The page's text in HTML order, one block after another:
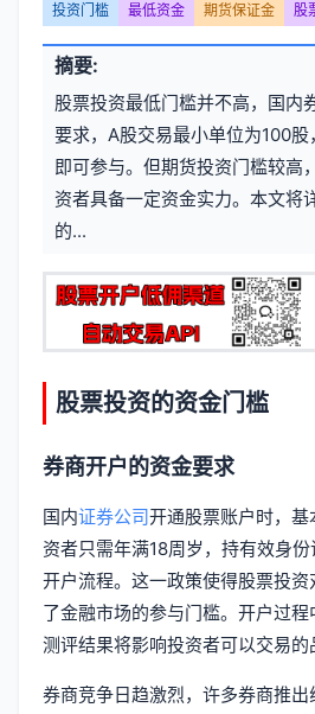
章
元
信
息
文
章
标
签
投资门槛 最低资金 期货保证金 股
摘要:
股票投资最低门槛并不高，国内
要求，A股交易最小单位为100
即可参与。但期货投资门槛较高
资者具备一定资金实力。本文将
的...
股票投资的资金门槛
券商开户的资金要求
国内证券公司开通股票账户时，
资者只需年满18周岁，持有效身
开户流程。这一政策使得股票投
了金融市场的参与门槛。开户过程
测评结果将影响投资者可以交易的
券商竞争日趋激烈，许多券商推